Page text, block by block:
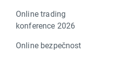
Online trading
konference 2026
Online bezpečnost